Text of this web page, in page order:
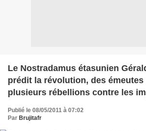
Le Nostradamus étasunien
prédit la révolution, des émeutes
plusieurs rébellions contre les
Publié le 08/05/2011 à 07:02
Par Brujitafr